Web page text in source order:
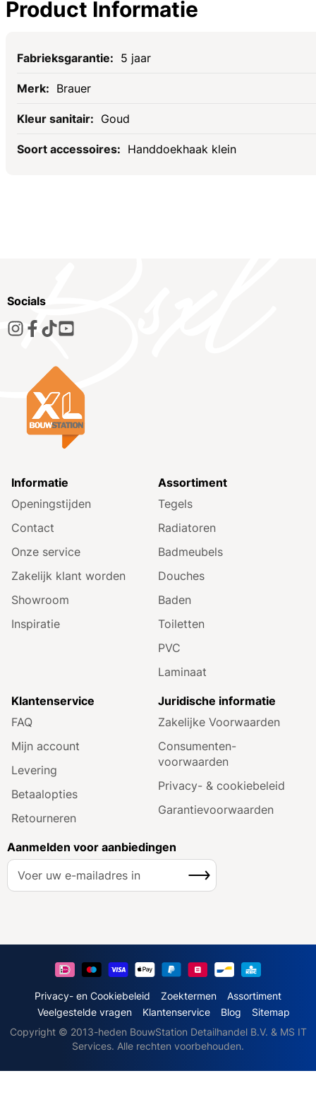
Product Informatie
Specificaties
5 jaar
Brauer
Goud
Handdoekhaak klein
Socials
Informatie
Openingstijden
Contact
Onze service
Zakelijk klant worden
Showroom
Inspiratie
Assortiment
Tegels
Radiatoren
Badmeubels
Douches
Baden
Toiletten
PVC
Laminaat
Klantenservice
FAQ
Mijn account
Levering
Betaalopties
Retourneren
Juridische informatie
Zakelijke Voorwaarden
Consumenten­
voorwaarden
Privacy- & cookiebeleid
Garantie­voorwaarden
Aanmelden voor aanbiedingen
A
e
o
z
Inschrijven
Privacy- en Cookiebeleid Zoektermen
Assortiment
Veelgestelde vragen
Klantenservice Blog
Sitemap
Copyright © 2013-heden BouwStation Detailhandel B.V. & MS IT
Services. Alle rechten voorbehouden.